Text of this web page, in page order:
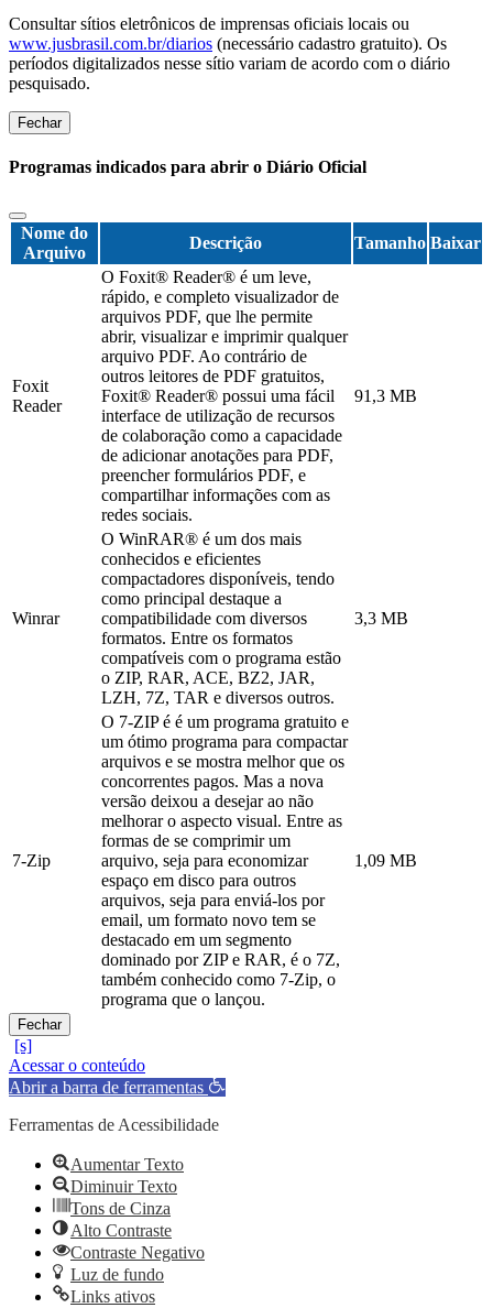
Consultar sítios eletrônicos de imprensas oficiais locais ou
www.jusbrasil.com.br/diarios (necessário cadastro gratuito). Os
períodos digitalizados nesse sítio variam de acordo com o diário
pesquisado.
Fechar
Programas indicados para abrir o Diário Oficial
Nome do
Arquivo
Descrição Tamanho Baixar
Foxit
Reader
O Foxit® Reader® é um leve,
rápido, e completo visualizador de
arquivos PDF, que lhe permite
abrir, visualizar e imprimir qualquer
arquivo PDF. Ao contrário de
outros leitores de PDF gratuitos,
Foxit® Reader® possui uma fácil
interface de utilização de recursos
de colaboração como a capacidade
de adicionar anotações para PDF,
preencher formulários PDF, e
compartilhar informações com as
redes sociais.
91,3 MB
Winrar
O WinRAR® é um dos mais
conhecidos e eficientes
compactadores disponíveis, tendo
como principal destaque a
compatibilidade com diversos
formatos. Entre os formatos
compatíveis com o programa estão
o ZIP, RAR, ACE, BZ2, JAR,
LZH, 7Z, TAR e diversos outros.
3,3 MB
7-Zip
O 7-ZIP é é um programa gratuito e
um ótimo programa para compactar
arquivos e se mostra melhor que os
concorrentes pagos. Mas a nova
versão deixou a desejar ao não
melhorar o aspecto visual. Entre as
formas de se comprimir um
arquivo, seja para economizar
espaço em disco para outros
arquivos, seja para enviá-los por
email, um formato novo tem se
destacado em um segmento
dominado por ZIP e RAR, é o 7Z,
também conhecido como 7-Zip, o
programa que o lançou.
1,09 MB
Fechar
Acessar o conteúdo
Abrir a barra de ferramentas
Ferramentas de Acessibilidade
Aumentar Texto
Diminuir Texto
Tons de Cinza
Alto Contraste
Contraste Negativo
Luz de fundo
Links ativos